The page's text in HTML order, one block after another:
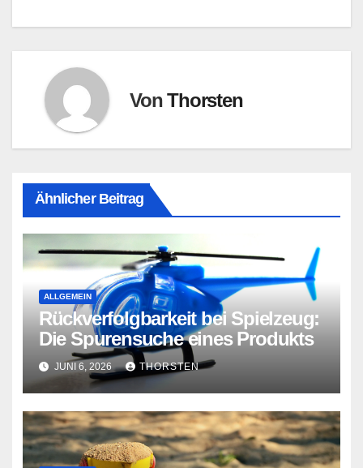
VonThorsten
Ähnlicher Beitrag
ALLGEMEIN
Rückverfolgbarkeit bei Spielzeug:
Die Spurensuche eines Produkts
JUNI 6, 2026 THORSTEN